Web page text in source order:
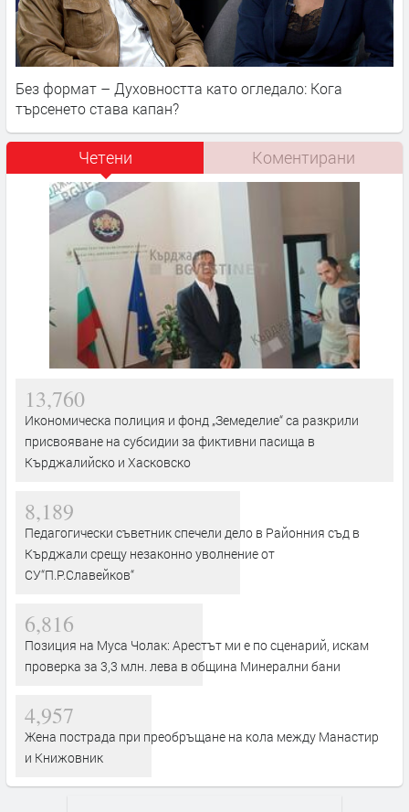
Без формат – Духовността като огледало: Кога
търсенето става капан?
Четени Коментирани
13,760
Икономическа полиция и фонд „Земеделие“ са разкрили
присвояване на субсидии за фиктивни пасища в
Кърджалийско и Хасковско
8,189
Педагогически съветник спечели дело в Районния съд в
Кърджали срещу незаконно уволнение от
СУ“П.Р.Славейков“
6,816
Позиция на Муса Чолак: Арестът ми е по сценарий, искам
проверка за 3,3 млн. лева в община Минерални бани
4,957
Жена пострада при преобръщане на кола между Манастир
и Книжовник